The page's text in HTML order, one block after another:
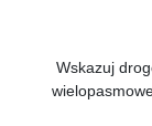
Wskazuj